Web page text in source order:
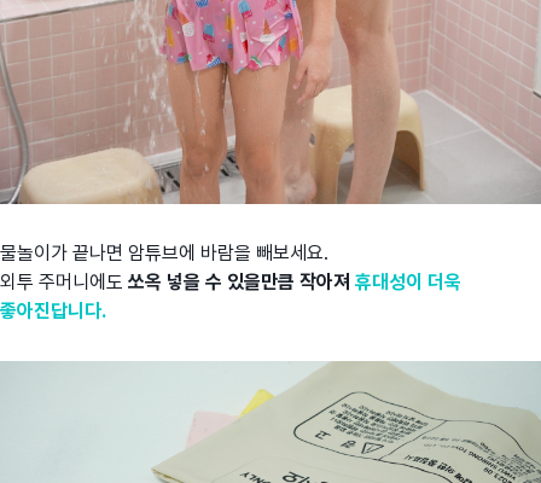
물놀이가 끝나면 암튜브에 바람을 빼보세요.
외투 주머니에도 쏘옥 넣을 수 있을만큼 작아져 휴대성이 더욱
좋아진답니다.